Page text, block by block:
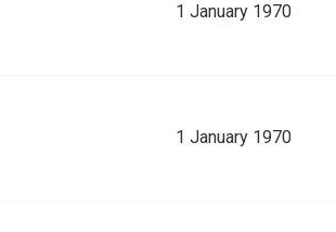
1 January 1970
1 January 1970